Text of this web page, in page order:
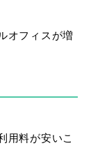
オフィスが増
用料が安いこ